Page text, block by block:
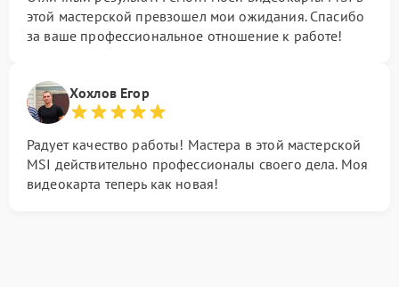
этой мастерской превзошел мои ожидания. Спасибо
за ваше профессиональное отношение к работе!
Хохлов Егор
Радует качество работы! Мастера в этой мастерской
MSI действительно профессионалы своего дела. Моя
видеокарта теперь как новая!